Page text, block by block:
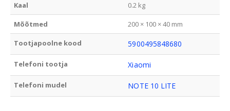
Kaal 0.2 kg
Mõõtmed 200 × 100 × 40 mm
Tootjapoolne kood 5900495848680
Telefoni tootja Xiaomi
Telefoni mudel NOTE 10 LITE